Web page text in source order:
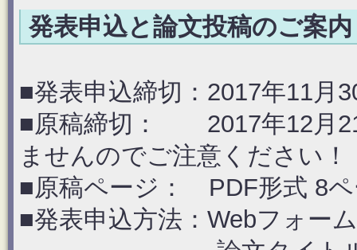
発表申込と論文投稿のご案内
■発表申込締切：2017年11月
■原稿締切： 2017年12月
ませんのでご注意ください！
■原稿ページ： PDF形式 8
■発表申込方法：Webフォー